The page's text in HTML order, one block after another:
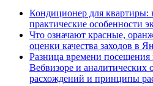
Кондиционер для
практические особенности
Что означают красные,
оценки качества заходов в
Разница времени
Вебвизоре и аналитических
расхождений и принципы